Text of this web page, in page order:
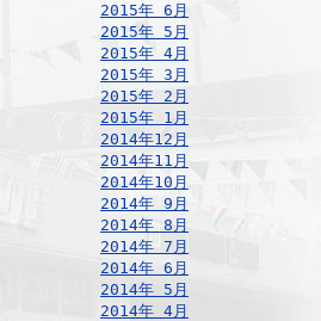
2015年 6月
2015年 5月
2015年 4月
2015年 3月
2015年 2月
2015年 1月
2014年12月
2014年11月
2014年10月
2014年 9月
2014年 8月
2014年 7月
2014年 6月
2014年 5月
2014年 4月